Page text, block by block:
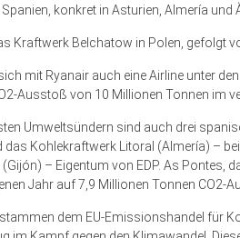
konkret in Asturien, Almería und
Kraftwerk Belchatow in Polen, gefolgt
mit Ryanair auch eine Airline unter
Ausstoß von 10 Millionen Tonnen im
Umweltsündern sind auch drei
das Kohlekraftwerk Litoral (Almería) –
– Eigentum von EDP. As Pontes,
Jahr auf 7,9 Millionen Tonnen CO2-
dem EU-Emissionshandel für